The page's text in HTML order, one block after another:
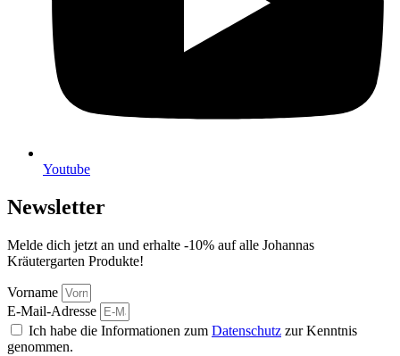
Youtube
Newsletter
Melde dich jetzt an und erhalte -10% auf alle Johannas
Kräutergarten Produkte!
Vorname
E-Mail-Adresse
Ich habe die Informationen zum Datenschutz zur Kenntnis
genommen.